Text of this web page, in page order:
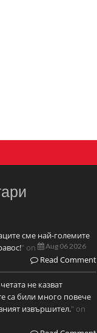
сме най-големите
" on Aug 06 2026
Read Comment
не казват
са били много повече
извършител." on